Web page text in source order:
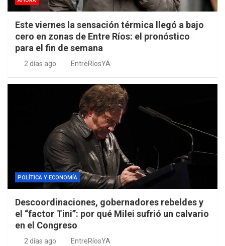
Este viernes la sensación térmica llegó a bajo
cero en zonas de Entre Ríos: el pronóstico
para el fin de semana
2 días ago EntreRíosYA
POLÍTICA Y ECONOMÍA
Descoordinaciones, gobernadores rebeldes y
el “factor Tini”: por qué Milei sufrió un calvario
en el Congreso
2 días ago EntreRíosYA